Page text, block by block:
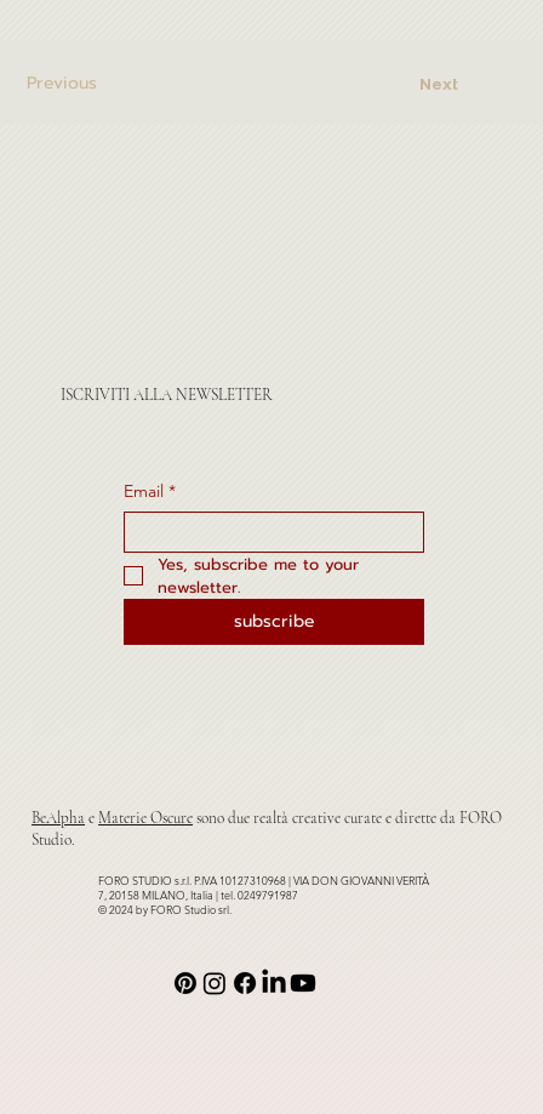
Previous Next
ISCRIVITI ALLA NEWSLETTER
Email *
Yes, subscribe me to your
newsletter.
subscribe
BeAlphaeMaterie Oscuresono due realtà creative curate e dirette da FORO
Studio.
FORO STUDIO s.r.l. P.IVA 10127310968 | VIA DON GIOVANNI VERITÀ
7, 20158 MILANO, Italia | tel. 0249791987
© 2024 by FORO Studio srl.